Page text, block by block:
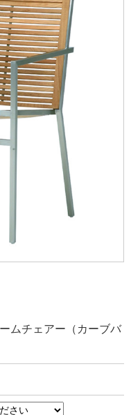
ムチェアー（カーブバ